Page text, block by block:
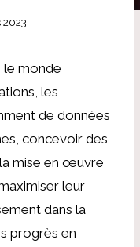
2023
le monde
les
de données
concevoir des
mise en œuvre
leur
dans la
progrès en